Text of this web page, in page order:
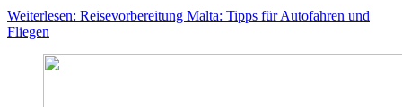
Weiterlesen: Reisevorbereitung Malta: Tipps für Autofahren und
Fliegen